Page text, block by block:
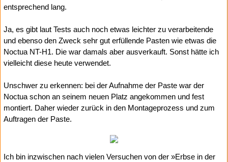
entsprechend lang.
Ja, es gibt laut Tests auch noch etwas leichter zu verarbeitende
und ebenso den Zweck sehr gut erfüllende Pasten wie etwas die
Noctua NT-H1. Die war damals aber ausverkauft. Sonst hätte ich
vielleicht diese heute verwendet.
Unschwer zu erkennen: bei der Aufnahme der Paste war der
Noctua schon an seinem neuen Platz angekommen und fest
montiert. Daher wieder zurück in den Montageprozess und zum
Auftragen der Paste.
Ich bin inzwischen nach vielen Versuchen von der »Erbse in der